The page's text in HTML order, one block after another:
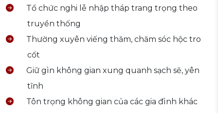
Tổ chức nghi lễ nhập tháp trang trọng theo
truyền thống
Thường xuyên viếng thăm, chăm sóc hộc tro
cốt
Giữ gìn không gian xung quanh sạch sẽ, yên
tĩnh
Tôn trọng không gian của các gia đình khác